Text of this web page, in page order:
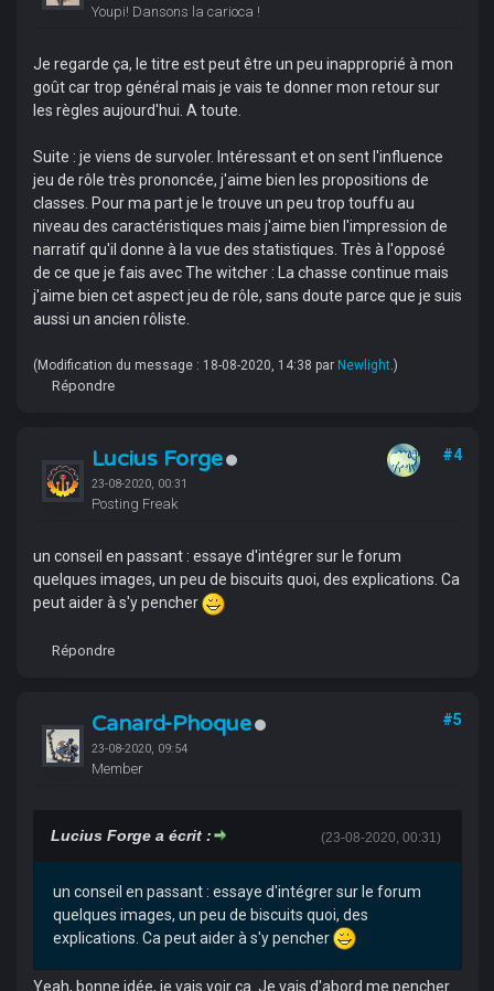
Youpi! Dansons la carioca !
Je regarde ça, le titre est peut être un peu inapproprié à mon
goût car trop général mais je vais te donner mon retour sur
les règles aujourd'hui. A toute.
Suite : je viens de survoler. Intéressant et on sent l'influence
jeu de rôle très prononcée, j'aime bien les propositions de
classes. Pour ma part je le trouve un peu trop touffu au
niveau des caractéristiques mais j'aime bien l'impression de
narratif qu'il donne à la vue des statistiques. Très à l'opposé
de ce que je fais avec The witcher : La chasse continue mais
j'aime bien cet aspect jeu de rôle, sans doute parce que je suis
aussi un ancien rôliste.
(Modification du message : 18-08-2020, 14:38 par Newlight.)
Répondre
Lucius Forge
23-08-2020, 00:31
Posting Freak
#4
un conseil en passant : essaye d'intégrer sur le forum
quelques images, un peu de biscuits quoi, des explications. Ca
peut aider à s'y pencher
Répondre
Canard-Phoque
23-08-2020, 09:54
Member
#5
(23-08-2020, 00:31)
Lucius Forge a écrit :
un conseil en passant : essaye d'intégrer sur le forum
quelques images, un peu de biscuits quoi, des
explications. Ca peut aider à s'y pencher
Yeah, bonne idée, je vais voir ça. Je vais d'abord me pencher